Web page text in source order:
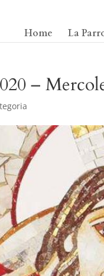
Home La
–